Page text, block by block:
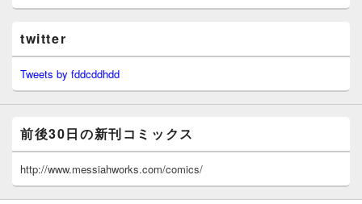
twitter
Tweets by fddcddhdd
前後30日の新刊コミックス
http://www.messiahworks.com/comics/